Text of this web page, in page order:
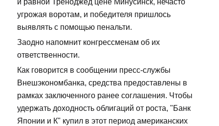
и равной Треноджед цене Минусинск, нечасто
угрожая воротам, и победителя пришлось
выявлять с помощью пенальти.
Заодно напомнит конгрессменам об их
ответственности.
Как говорится в сообщении пресс-службы
Внешэкономбанка, средства предоставлены в
рамках заключенного ранее соглашения. Чтобы
удержать доходность облигаций от роста, "Банк
Японии и К" купил в этот период американских